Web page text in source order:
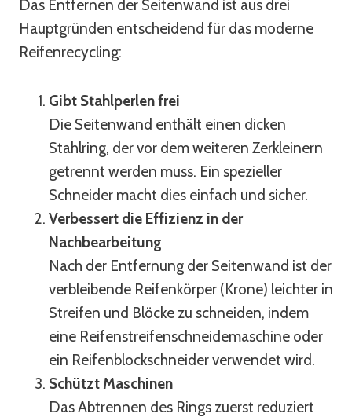
Das Entfernen der Seitenwand ist aus drei
Hauptgründen entscheidend für das moderne
Reifenrecycling:
Gibt Stahlperlen frei
Die Seitenwand enthält einen dicken
Stahlring, der vor dem weiteren Zerkleinern
getrennt werden muss. Ein spezieller
Schneider macht dies einfach und sicher.
Verbessert die Effizienz in der
Nachbearbeitung
Nach der Entfernung der Seitenwand ist der
verbleibende Reifenkörper (Krone) leichter in
Streifen und Blöcke zu schneiden, indem
eine Reifenstreifenschneidemaschine oder
ein Reifenblockschneider verwendet wird.
Schützt Maschinen
Das Abtrennen des Rings zuerst reduziert